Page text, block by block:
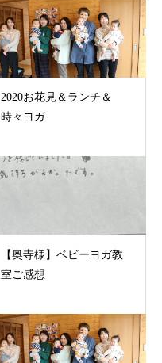
2020お花見＆ランチ＆
時々ヨガ
【奥寺様】ベビーヨガ教
室ご感想